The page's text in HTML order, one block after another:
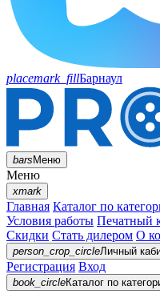
placemark_fillБарнаул
barsМеню
Меню
xmark
Главная Каталог по
Условия работы Печатный
Скидки Стать дилером О
person_crop_circleЛичный
Регистрация Вход
book_circleКаталог по